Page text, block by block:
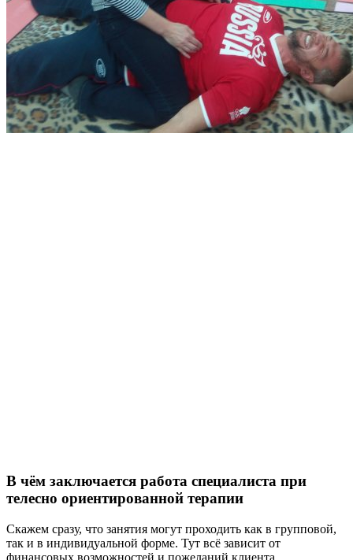
В чём заключается работа специалиста при
телесно ориентированной терапии
Скажем сразу, что занятия могут проходить как в групповой,
так и в индивидуальной форме. Тут всё зависит от
финансовых возможностей и пожеланий клиента.